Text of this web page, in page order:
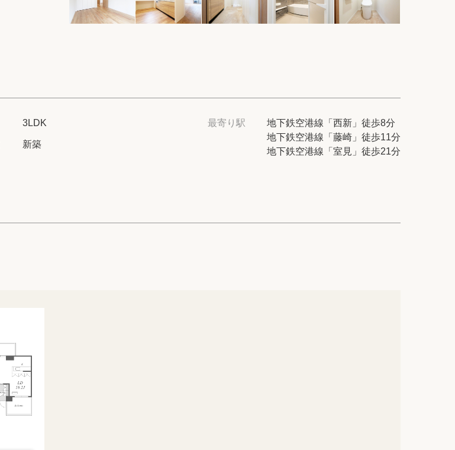
希望条件を伝えてプロに探してもらう
modern classについて
会社概要
3LDK
新築
最寄り駅
地下鉄空港線「西新」徒歩8分
地下鉄空港線「藤崎」徒歩11分
地下鉄空港線「室見」徒歩21分